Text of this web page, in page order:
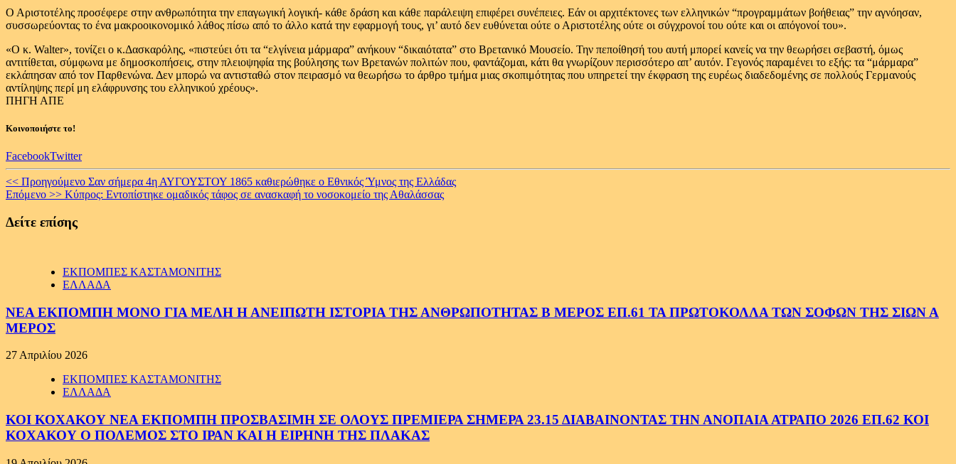
Ο Αριστοτέλης προσέφερε στην ανθρωπότητα την επαγωγική λογική- κάθε δράση και κάθε παράλειψη επιφέρει συνέπειες. Εάν οι αρχιτέκτονες των ελληνικών “προγραμμάτων βοήθειας” την αγνόησαν,
συσσωρεύοντας το ένα μακροοικονομικό λάθος πίσω από το άλλο κατά την εφαρμογή τους, γι’ αυτό δεν ευθύνεται ούτε ο Αριστοτέλης ούτε οι σύγχρονοί του ούτε και οι απόγονοί του».
«Ο κ. Walter», τονίζει ο κ.Δασκαρόλης, «πιστεύει ότι τα “ελγίνεια μάρμαρα” ανήκουν “δικαιότατα” στο Βρετανικό Μουσείο. Την πεποίθησή του αυτή μπορεί κανείς να την θεωρήσει σεβαστή, όμως
αντιτίθεται, σύμφωνα με δημοσκοπήσεις, στην πλειοψηφία της βούλησης των Βρετανών πολιτών που, φαντάζομαι, κάτι θα γνωρίζουν περισσότερο απ’ αυτόν. Γεγονός παραμένει το εξής: τα “μάρμαρα”
εκλάπησαν από τον Παρθενώνα. Δεν μπορώ να αντισταθώ στον πειρασμό να θεωρήσω το άρθρο τμήμα μιας σκοπιμότητας που υπηρετεί την έκφραση της ευρέως διαδεδομένης σε πολλούς Γερμανούς
αντίληψης περί μη ελάφρυνσης του ελληνικού χρέους».
ΠΗΓΗ ΑΠΕ
Κοινοποιήστε το!
FacebookTwitter
Continue
Reading
<< Προηγούμενο Σαν σήμερα 4η ΑΥΓΟΥΣΤΟΥ 1865 καθιερώθηκε o Εθνικός Ύμνος της Ελλάδας
Επόμενο >> Κύπρος: Εντοπίστηκε ομαδικός τάφος σε ανασκαφή το νοσοκομείο της Αθαλάσσας
Δείτε επίσης
ΕΚΠΟΜΠΕΣ ΚΑΣΤΑΜΟΝΙΤΗΣ
ΕΛΛΑΔΑ
ΝΕΑ ΕΚΠΟΜΠΗ ΜΟΝΟ ΓΙΑ ΜΕΛΗ Η ΑΝΕΙΠΩΤΗ ΙΣΤΟΡΙΑ ΤΗΣ ΑΝΘΡΩΠΟΤΗΤΑΣ Β ΜΕΡΟΣ ΕΠ.61 ΤΑ ΠΡΩΤΟΚΟΛΛΑ ΤΩΝ ΣΟΦΩΝ ΤΗΣ ΣΙΩΝ Α
ΜΕΡΟΣ
27 Απριλίου 2026
ΕΚΠΟΜΠΕΣ ΚΑΣΤΑΜΟΝΙΤΗΣ
ΕΛΛΑΔΑ
ΚΟΙ ΚΟΧΑΚΟΥ ΝΕΑ ΕΚΠΟΜΠΗ ΠΡΟΣΒΑΣΙΜΗ ΣΕ ΟΛΟΥΣ ΠΡΕΜΙΕΡΑ ΣΗΜΕΡΑ 23.15 ΔΙΑΒΑΙΝΟΝΤΑΣ ΤΗΝ ΑΝΟΠΑΙΑ ΑΤΡΑΠΟ 2026 ΕΠ.62 ΚΟΙ
ΚΟΧΑΚΟΥ Ο ΠΟΛΕΜΟΣ ΣΤΟ ΙΡΑΝ ΚΑΙ Η ΕΙΡΗΝΗ ΤΗΣ ΠΛΑΚΑΣ